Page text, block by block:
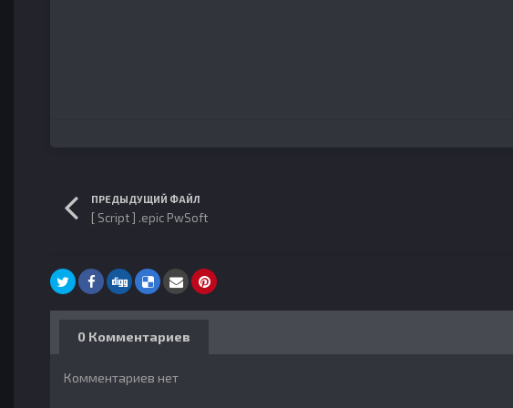
ПРЕДЫДУЩИЙ ФАЙЛ
[ Script ] .epic PwSoft
0 Комментариев
Комментариев нет